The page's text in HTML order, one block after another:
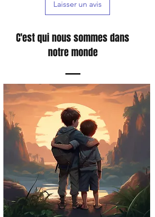
Laisser un avis
C'est qui nous sommes dans
notre monde